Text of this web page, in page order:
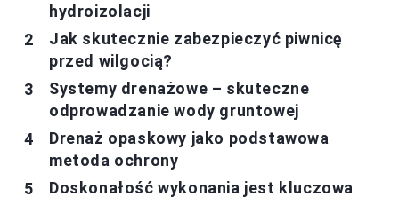
hydroizolacji
Jak skutecznie zabezpieczyć piwnicę
przed wilgocią?
Systemy drenażowe – skuteczne
odprowadzanie wody gruntowej
Drenaż opaskowy jako podstawowa
metoda ochrony
Doskonałość wykonania jest kluczowa